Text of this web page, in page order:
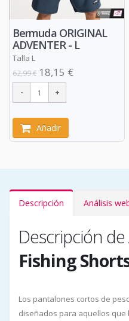
Bermuda ORIGINAL
ADVENTER - L
Talla L
62,99 € 18,15 €
Añadir
Descripción Análisis
Descripción de
Fishing
Los pantalones cortos de
diseñados para aquellos que